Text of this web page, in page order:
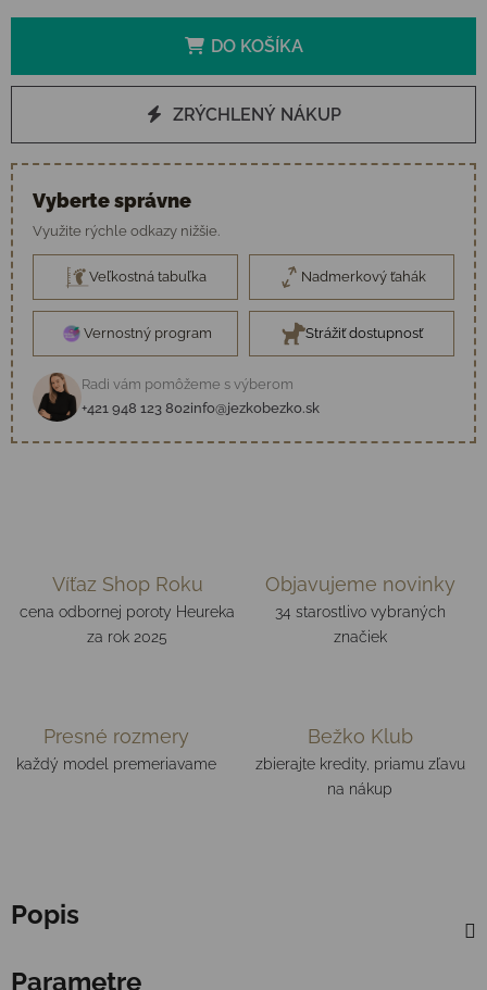
DO KOŠÍKA
ZRÝCHLENÝ NÁKUP
Vyberte správne
Využite rýchle odkazy nižšie.
Veľkostná tabuľka Nadmerkový ťahák
Vernostný program Strážiť dostupnosť
Radi vám pomôžeme s výberom
+421 948 123 802info@jezkobezko.sk
Víťaz Shop Roku
cena odbornej poroty Heureka
za rok 2025
Objavujeme novinky
34 starostlivo vybraných
značiek
Presné rozmery
každý model premeriavame
Bežko Klub
zbierajte kredity, priamu zľavu
na nákup
Popis
Parametre